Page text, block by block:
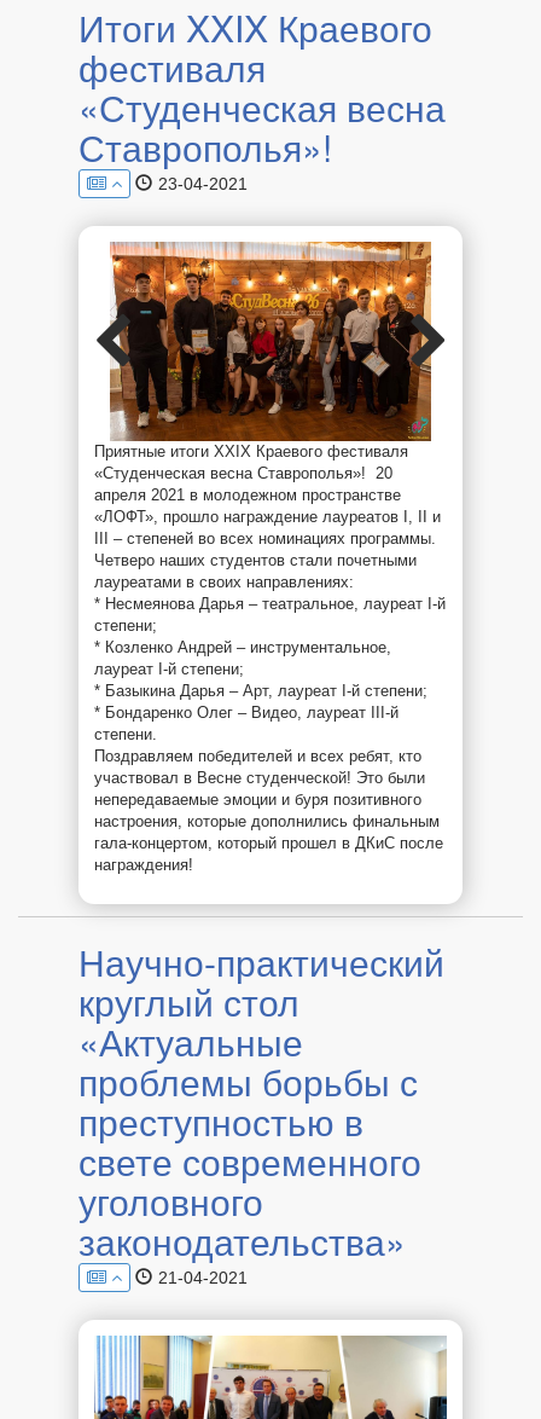
Итоги XXIX Краевого
фестиваля
«Студенческая весна
Ставрополья»!
23-04-2021
Приятные итоги XXIX Краевого фестиваля
«Студенческая весна Ставрополья»! 20
апреля 2021 в молодежном пространстве
«ЛОФТ», прошло награждение лауреатов I, II и
III – степеней во всех номинациях программы.
Четверо наших студентов стали почетными
лауреатами в своих направлениях:
* Несмеянова Дарья – театральное, лауреат I-й
степени;
* Козленко Андрей – инструментальное,
лауреат I-й степени;
* Базыкина Дарья – Арт, лауреат I-й степени;
* Бондаренко Олег – Видео, лауреат III-й
степени.
Поздравляем победителей и всех ребят, кто
участвовал в Весне студенческой! Это были
непередаваемые эмоции и буря позитивного
настроения, которые дополнились финальным
гала-концертом, который прошел в ДКиС после
награждения!
Научно-практический
круглый стол
«Актуальные
проблемы борьбы с
преступностью в
свете современного
уголовного
законодательства»
21-04-2021